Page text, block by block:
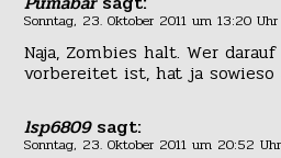
Sonntag, 23. Oktober 2011 um 13:20 Uhr
Naja, Zombies halt. Wer
vorbereitet ist, hat ja
lsp6809 sagt:
Sonntag, 23. Oktober 2011 um 20:52 Uhr